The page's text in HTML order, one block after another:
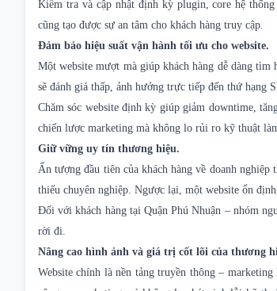
Kiểm tra và cập nhật định kỳ plugin, core hệ
cũng tạo được sự an tâm cho khách hàng truy cập.
Đảm bảo hiệu suất vận hành tối ưu cho website.
Một website mượt mà giúp khách hàng dễ dàng
sẽ đánh giá thấp, ảnh hưởng trực tiếp đến thứ hạng
Chăm sóc websiteđịnh kỳ giúp giảm downtime,
chiến lược marketing mà không lo rủi ro kỹ thuật
Giữ vững uy tín thương hiệu.
Ấn tượng đầu tiên của khách hàng về doanh
thiếu chuyên nghiệp. Ngược lại, một website ổn
Đối với khách hàng tại Quận Phú Nhuận – nhóm
rời đi.
Nâng cao hình ảnh và giá trị cốt lõi của thương
Website chính là nền tảng truyền thông –